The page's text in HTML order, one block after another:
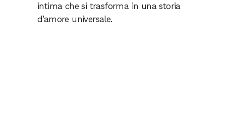
intima che si trasforma in una storia
d’amore universale.